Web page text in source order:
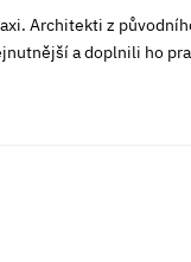
Architekti z
a doplnili ho